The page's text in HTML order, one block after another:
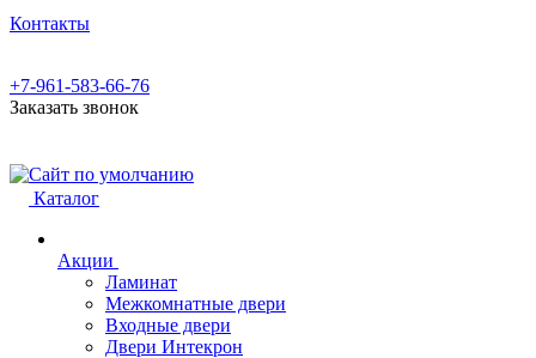
Контакты
+7-961-583-66-76
Заказать звонок
Каталог
Акции
Ламинат
Межкомнатные двери
Входные двери
Двери Интекрон